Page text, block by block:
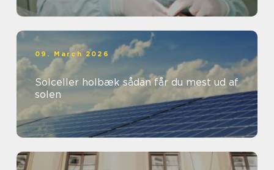
09. March 2026
Solceller holbæk sådan får du mest ud af
solen